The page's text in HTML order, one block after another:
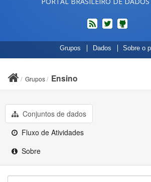
feed twitterCódigos
fonte
de
Grupos Dados Sobre o
Grupos Ensino
Conjuntos de dados
Fluxo de Atividades
Sobre